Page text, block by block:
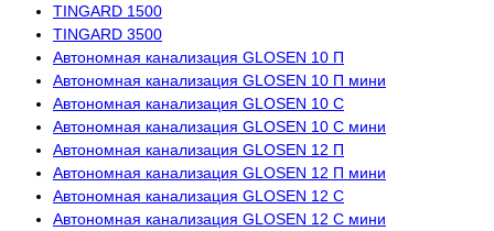
TINGARD 1500
TINGARD 3500
Автономная канализация GLOSEN 10 П
Автономная канализация GLOSEN 10 П мини
Автономная канализация GLOSEN 10 С
Автономная канализация GLOSEN 10 С мини
Автономная канализация GLOSEN 12 П
Автономная канализация GLOSEN 12 П мини
Автономная канализация GLOSEN 12 С
Автономная канализация GLOSEN 12 С мини